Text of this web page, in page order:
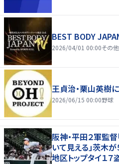
BEST BODY
2026/04/01 00:00その
王貞治・栗山英樹
2026/06/15 00:00野球
阪神・平田２軍監
いて見える」茨木
地区トップタイ１７